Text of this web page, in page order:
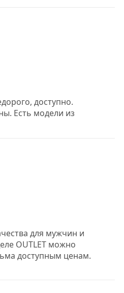
доступно.
Есть модели из
для мужчин и
OUTLET можно
доступным ценам.